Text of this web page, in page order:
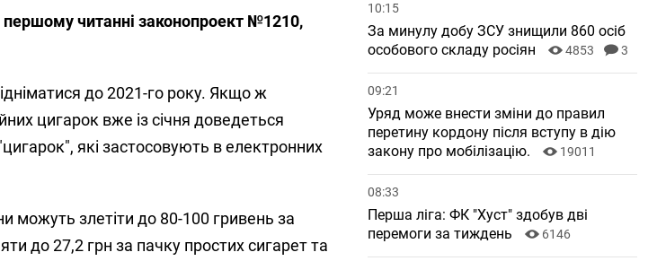
першому читанні законопроект №1210,
до 2021-го року. Якщо ж
цигарок вже із січня доведеться
які застосовують в електронних
можуть злетіти до 80-100 гривень за
до 27,2 грн за пачку простих сигарет та
10:15
За минулу добу ЗСУ знищили 860 осіб
особового складу росіян
4853 3
09:21
Уряд може внести зміни до правил
перетину кордону після вступу в дію
закону про мобілізацію.
19011
08:33
Перша ліга: ФК "Хуст" здобув дві
перемоги за тиждень
6146